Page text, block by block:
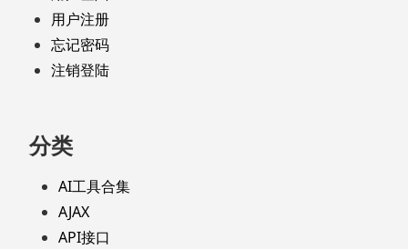
用户注册
忘记密码
注销登陆
分类
AI工具合集
AJAX
API接口